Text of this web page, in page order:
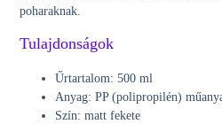
poharaknak.
Tulajdonságok
Űrtartalom:500 ml
Anyag:PP (polipropilén)
Szín:matt fekete